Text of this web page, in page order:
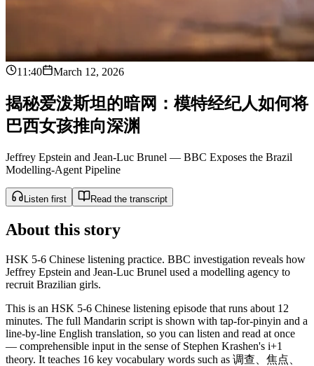
11:40 March 12, 2026
揭秘爱泼斯坦的暗网 ： 模特经纪人如何将
巴西女孩推向深渊
Jeffrey Epstein and Jean-Luc Brunel — BBC Exposes the Brazil
Modelling-Agent Pipeline
Listen first Read the transcript
About this story
HSK 5-6 Chinese listening practice. BBC investigation reveals how
Jeffrey Epstein and Jean-Luc Brunel used a modelling agency to
recruit Brazilian girls.
This is an HSK 5-6 Chinese listening episode that runs about 12
minutes. The full Mandarin script is shown with tap-for-pinyin and a
line-by-line English translation, so you can listen and read at once
— comprehensible input in the sense of Stephen Krashen's i+1
theory. It teaches 16 key vocabulary words such as 调查、焦点、